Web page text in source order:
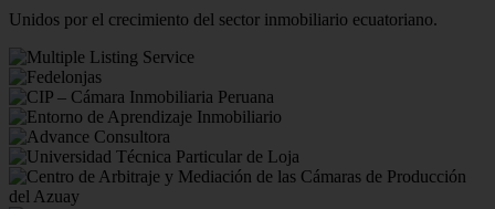
Unidos por el crecimiento del sector inmobiliario ecuatoriano.